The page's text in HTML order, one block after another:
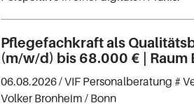
Pflegefachkraft als
(m/w/d) bis 68.000 € | Raum
06.08.2026 /VIF Personalberatung #
Volker Bronheim / Bonn